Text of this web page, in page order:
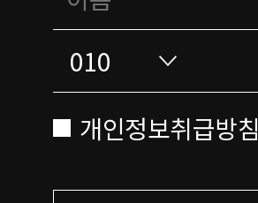
개인정보취급방침